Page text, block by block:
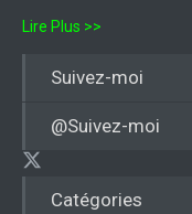
Catégories
Lire Plus >>
Suivez-moi
@Suivez-moi